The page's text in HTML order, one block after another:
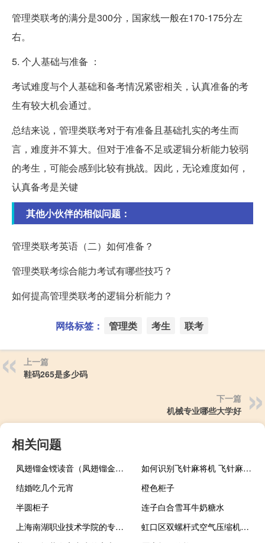
管理类联考的满分是300分，国家线一般在170-175分左
右。
5. 个人基础与准备 ：
考试难度与个人基础和备考情况紧密相关，认真准备的考
生有较大机会通过。
总结来说，管理类联考对于有准备且基础扎实的考生而
言，难度并不算大。但对于准备不足或逻辑分析能力较弱
的考生，可能会感到比较有挑战。因此，无论难度如何，
认真备考是关键
其他小伙伴的相似问题：
管理类联考英语（二）如何准备？
管理类联考综合能力考试有哪些技巧？
如何提高管理类联考的逻辑分析能力？
网络标签： 管理类 考生 联考
上一篇
鞋码265是多少码
下一篇
机械专业哪些大学好
相关问题
凤翅镏金镋读音（凤翅镏金镋）
如何识别飞针麻将机 飞针麻将机设备哪里买
结婚吃几个元宵
橙色柜子
半圆柜子
连子白合雪耳牛奶糖水
上海南湖职业技术学院的专业有哪些
虹口区双螺杆式空气压缩机哪个牌子好